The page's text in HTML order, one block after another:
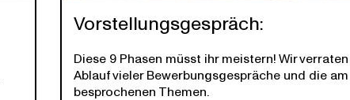
Vorstellungsgespräch:
Diese 9 Phasen müsst ihr meistern! Wir
Ablauf vieler Bewerbungsgespräche und die
besprochenen Themen.